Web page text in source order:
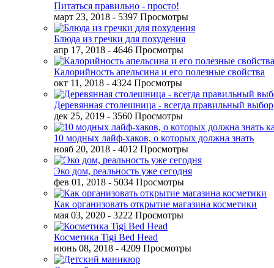
Питаться правильно - просто!
март 23, 2018 - 5397 Просмотры
Блюда из гречки для похудения
апр 17, 2018 - 4646 Просмотры
Калорийность апельсина и его полезные свойства
окт 11, 2018 - 4324 Просмотры
Деревянная столешница - всегда правильный выбор
дек 25, 2019 - 3560 Просмотры
10 модных лайф-хаков, о которых должна знать
нояб 20, 2018 - 4012 Просмотры
Эко дом, реальность уже сегодня
фев 01, 2018 - 5034 Просмотры
Как организовать открытие магазина косметики
мая 03, 2020 - 3222 Просмотры
Косметика Tigi Bed Head
июнь 08, 2018 - 4209 Просмотры